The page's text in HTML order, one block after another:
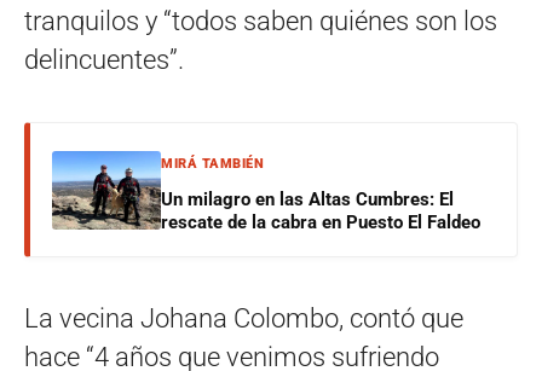
tranquilos y “todos saben quiénes son los
delincuentes”.
MIRÁ TAMBIÉN
Un milagro en las Altas Cumbres: El
rescate de la cabra en Puesto El Faldeo
La vecina Johana Colombo, contó que
hace “4 años que venimos sufriendo